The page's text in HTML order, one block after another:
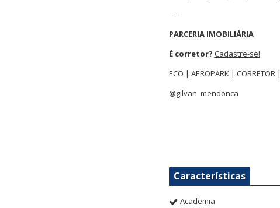
- - -
PARCERIA IMOBILIÁRIA
É corretor? Cadastre-se!
ECO | AEROPARK| CORRETOR|
@gilvan_mendonca
Características
Academia